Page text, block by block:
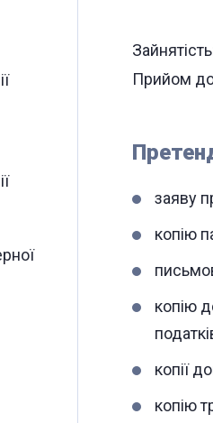
Прийом
заяву
копію
копію
копії
копію